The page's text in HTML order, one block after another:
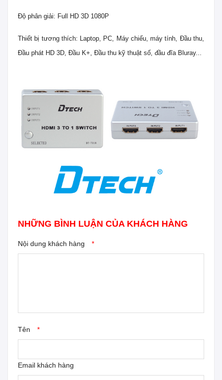
Độ phân giải: Full HD 3D 1080P
Thiết bị tương thích: Laptop, PC, Máy chiếu, máy tính, Đầu thu,
Đầu phát HD 3D, Đầu K+, Đầu thu kỹ thuật số, đầu đĩa Bluray...
NHỮNG BÌNH LUẬN CỦA KHÁCH HÀNG
Nội dung khách hàng *
Tên *
Email khách hàng